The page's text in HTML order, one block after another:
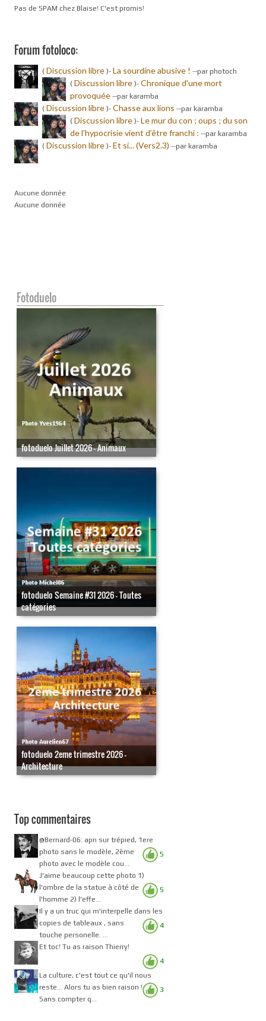
Pas de SPAM chez Blaise! C'est promis!
Forum fotoloco:
( Discussion libre )- La sourdine abusive ! --par photoch
( Discussion libre )- Chronique d'une mort
provoquée --par karamba
( Discussion libre )- Chasse aux lions --par karamba
( Discussion libre )- Le mur du con ; oups ; du son
de l’hypocrisie vient d’être franchi : --par karamba
( Discussion libre )- Et si... (Vers2.3) --par karamba
Aucune donnée
Aucune donnée
Fotoduelo
fotoduelo Juillet 2026 - Animaux
fotoduelo Semaine #31 2026 - Toutes
catégories
fotoduelo 2eme trimestre 2026 -
Architecture
Top commentaires
5
@Bernard-06: apn sur trépied, 1ere
photo sans le modèle, 2ème
photo avec le modèle cou...
5
J'aime beaucoup cette photo 1)
l'ombre de la statue à côté de
l'homme 2) l'effe...
4
Il y a un truc qui m'interpelle dans les
copies de tableaux , sans
touche personelle. ...
4
Et toc! Tu as raison Thierry!
3
La culture, c'est tout ce qu'il nous
reste... Alors tu as bien raison !
Sans compter q...